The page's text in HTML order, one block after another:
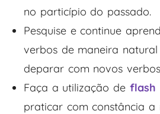
no particípio do passado.
Pesquise e continue
verbos de maneira
deparar com novos
Faça a utilização de flash
praticar com constância a